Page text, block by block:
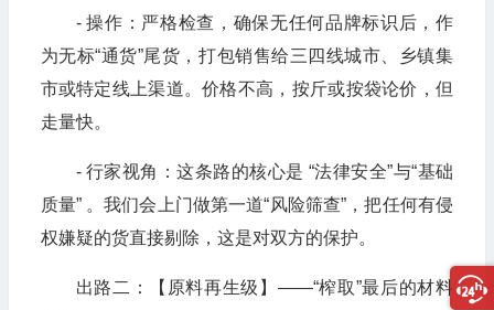
- 操作：严格检查，确保无任何品牌标识后，作
为无标“通货”尾货，打包销售给三四线城市、乡镇集
市或特定线上渠道。价格不高，按斤或按袋论价，但
走量快。
- 行家视角：这条路的核心是 “法律安全”与“基础
质量” 。我们会上门做第一道“风险筛查”，把任何有侵
权嫌疑的货直接剔除，这是对双方的保护。
出路二：【原料再生级】——“榨取”最后的材料